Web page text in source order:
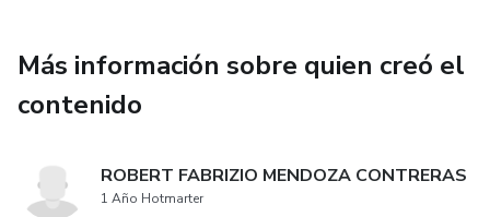
Más información sobre quien creó el
contenido
ROBERT FABRIZIO MENDOZA CONTRERAS
1 Año Hotmarter